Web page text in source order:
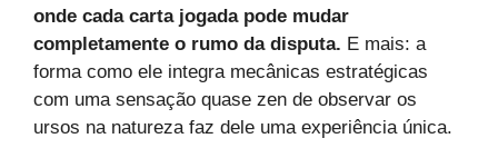
onde cada carta jogada pode mudar
completamente o rumo da disputa. E mais: a
forma como ele integra mecânicas estratégicas
com uma sensação quase zen de observar os
ursos na natureza faz dele uma experiência única.